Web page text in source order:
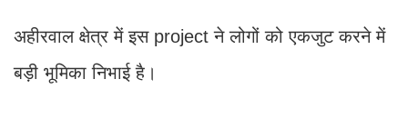
अहीरवाल क्षेत्र में इस project ने लोगों को एकजुट करने में
बड़ी भूमिका निभाई है।